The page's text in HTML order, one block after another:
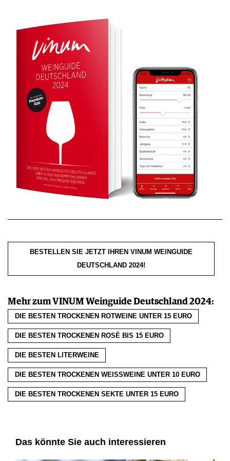
BESTELLEN SIE JETZT IHREN VINUM WEINGUIDE
DEUTSCHLAND 2024!
Mehr zum VINUM Weinguide Deutschland 2024:
DIE BESTEN TROCKENEN ROTWEINE UNTER 15 EURO
DIE BESTEN TROCKENEN ROSÉ BIS 15 EURO
DIE BESTEN LITERWEINE
DIE BESTEN TROCKENEN WEISSWEINE UNTER 10 EURO
DIE BESTEN TROCKENEN SEKTE UNTER 15 EURO
Das könnte Sie auch interessieren